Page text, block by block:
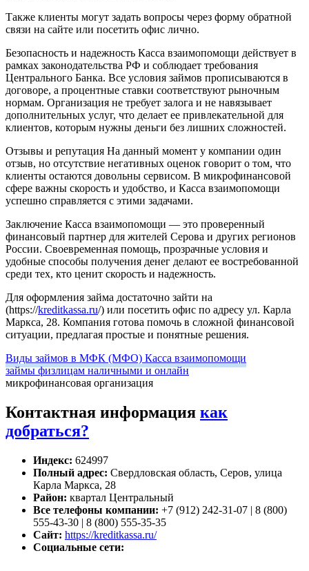
Также клиенты могут задать вопросы через форму обратной
связи на сайте или посетить офис лично.
Безопасность и надежность Касса взаимопомощи действует в
рамках законодательства РФ и соблюдает требования
Центрального Банка. Все условия займов прописываются в
договоре, а процентные ставки соответствуют рыночным
нормам. Организация не требует залога и не навязывает
дополнительных услуг, что делает ее привлекательной для
клиентов, которым нужны деньги без лишних сложностей.
Отзывы и репутация На данный момент у компании один
отзыв, но отсутствие негативных оценок говорит о том, что
клиенты остаются довольны сервисом. В микрофинансовой
сфере важны скорость и удобство, и Касса взаимопомощи
успешно справляется с этими задачами.
Заключение Касса взаимопомощи — это проверенный
финансовый партнер для жителей Серова и других регионов
России. Своевременная помощь, прозрачные условия и
удобные способы получения денег делают ее востребованной
среди тех, кто ценит скорость и надежность.
Для оформления займа достаточно зайти на
(https://kreditkassa.ru/) или посетить офис по адресу ул. Карла
Маркса, 28. Компания готова помочь в сложной финансовой
ситуации, предлагая простые и понятные решения.
Виды займов в МФК (МФО) Касса взаимопомощи
займы физлицам наличными и онлайн
микрофинансовая организация
Контактная информация как
добраться?
Индекс: 624997
Полный адрес: Свердловская область, Серов, улица
Карла Маркса, 28
Район: квартал Центральный
Все телефоны компании: +7 (912) 242-31-07 | 8 (800)
555-43-30 | 8 (800) 555-35-35
Сайт: https://kreditkassa.ru/
Социальные сети: